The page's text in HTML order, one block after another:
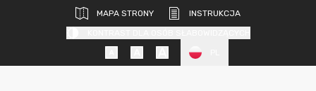
MAPA STRONY
INSTRUKCJA